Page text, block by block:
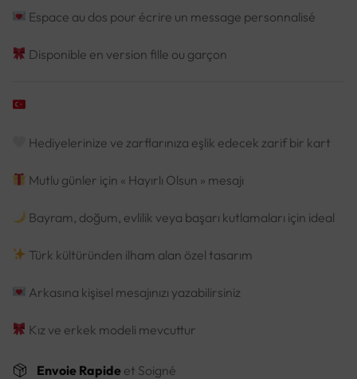
Espace au dos pour écrire un message personnalisé
Disponible en version fille ou garçon
Hediyelerinize ve zarflarınıza eşlik edecek zarif bir kart
Mutlu günler için « Hayırlı Olsun » mesajı
Bayram, doğum, evlilik veya başarı kutlamaları için ideal
Türk kültüründen ilham alan özel tasarım
Arkasına kişisel mesajınızı yazabilirsiniz
Kız ve erkek modeli mevcuttur
Envoie Rapide et Soigné